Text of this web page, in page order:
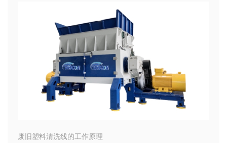
废旧塑料清洗线的工作原理